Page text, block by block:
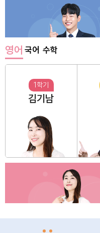
영어 국어 수학
1학기
김기남